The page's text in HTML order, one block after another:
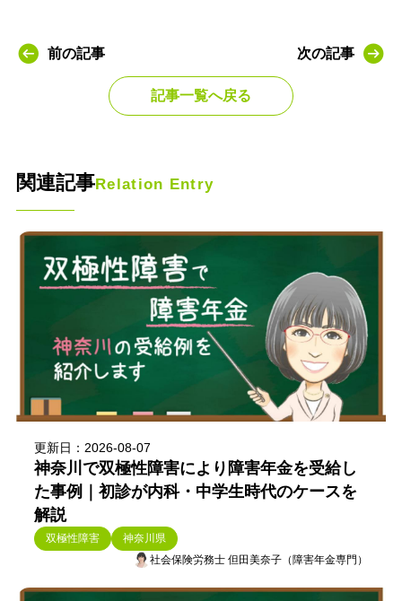
前の記事
記事一覧へ戻る
次の記事
関連記事Relation Entry
更新日：2026-08-07
神奈川で双極性障害により障害年金を受給し
た事例｜初診が内科・中学生時代のケースを
解説
双極性障害
神奈川県
社会保険労務士 但田美奈子（障害年金専門）